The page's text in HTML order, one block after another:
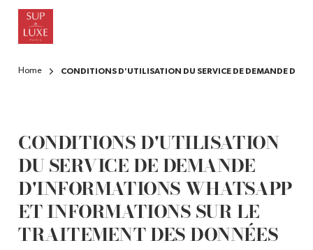
Skip
main
Home CONDITIONS D'UTILISATION DU SERVICE DE DEMANDE
CONDITIONS D'UTILISATION
DU SERVICE DE DEMANDE
D'INFORMATIONS WHATSAPP
ET INFORMATIONS SUR LE
TRAITEMENT DES DONNÉES